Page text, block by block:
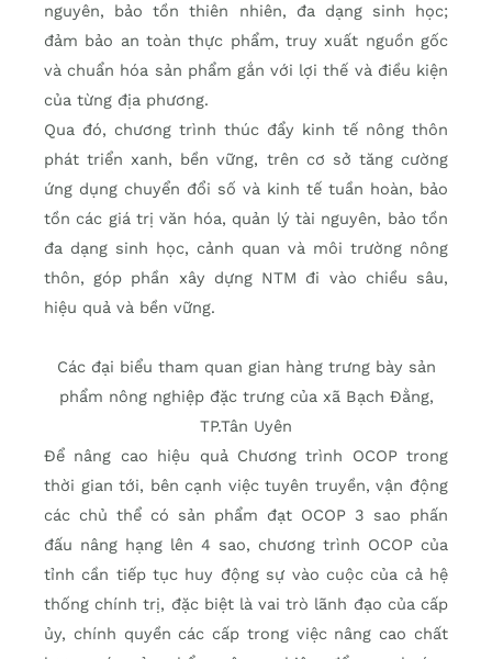
nguyên, bảo tồn thiên nhiên, đa dạng sinh học;
đảm bảo an toàn thực phẩm, truy xuất nguồn gốc
và chuẩn hóa sản phẩm gắn với lợi thế và điều kiện
của từng địa phương.
Qua đó, chương trình thúc đẩy kinh tế nông thôn
phát triển xanh, bền vững, trên cơ sở tăng cường
ứng dụng chuyển đổi số và kinh tế tuần hoàn, bảo
tồn các giá trị văn hóa, quản lý tài nguyên, bảo tồn
đa dạng sinh học, cảnh quan và môi trường nông
thôn, góp phần xây dựng NTM đi vào chiều sâu,
hiệu quả và bền vững.
Các đại biểu tham quan gian hàng trưng bày sản
phẩm nông nghiệp đặc trưng của xã Bạch Đằng,
TP.Tân Uyên
Để nâng cao hiệu quả Chương trình OCOP trong
thời gian tới, bên cạnh việc tuyên truyền, vận động
các chủ thể có sản phẩm đạt OCOP 3 sao phấn
đấu nâng hạng lên 4 sao, chương trình OCOP của
tỉnh cần tiếp tục huy động sự vào cuộc của cả hệ
thống chính trị, đặc biệt là vai trò lãnh đạo của cấp
ủy, chính quyền các cấp trong việc nâng cao chất